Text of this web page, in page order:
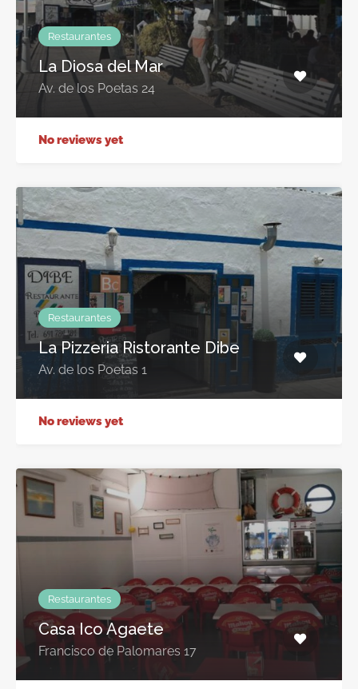
Restaurantes
La Diosa del Mar
Av. de los Poetas 24
No reviews yet
Restaurantes
La Pizzeria Ristorante Dibe
Av. de los Poetas 1
No reviews yet
Restaurantes
Casa Ico Agaete
Francisco de Palomares 17